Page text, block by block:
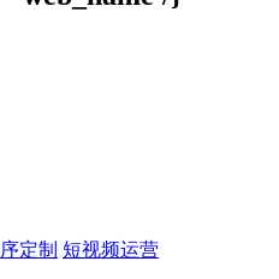
定制 短视频运营